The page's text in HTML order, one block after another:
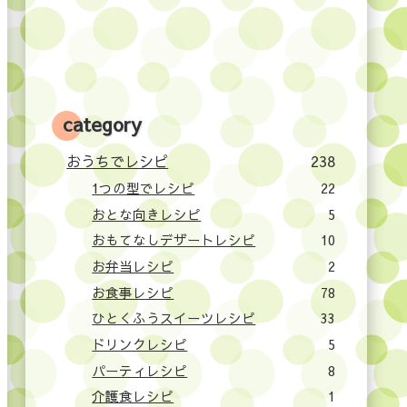
category
おうちでレシピ 238
1つの型でレシピ
22
おとな向きレシピ
5
おもてなしデザートレシピ
10
お弁当レシピ
2
お食事レシピ
78
ひとくふうスイーツレシピ
33
ドリンクレシピ
5
パーティレシピ
8
介護食レシピ
1